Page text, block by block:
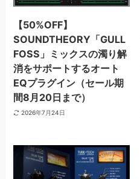
【50%OFF】
SOUNDTHEORY「GULL
FOSS」ミックスの濁り解
消をサポートするオート
EQプラグイン（セール期
間8月20日まで）
2026年7月24日